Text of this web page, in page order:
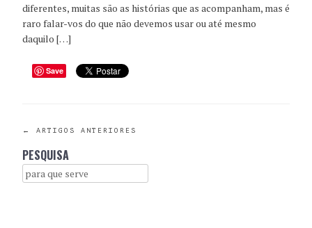
diferentes, muitas são as histórias que as acompanham, mas é
raro falar-vos do que não devemos usar ou até mesmo
daquilo […]
Save
POST
NAVIGATION
← ARTIGOS ANTERIORES
PESQUISA
Search